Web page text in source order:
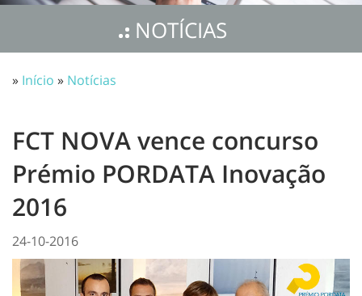
NOTÍCIAS
» Início » Notícias
FCT NOVA vence concurso
Prémio PORDATA Inovação
2016
24-10-2016